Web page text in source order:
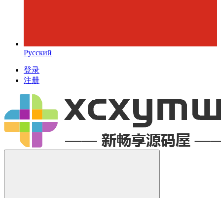
Русский
登录
注册